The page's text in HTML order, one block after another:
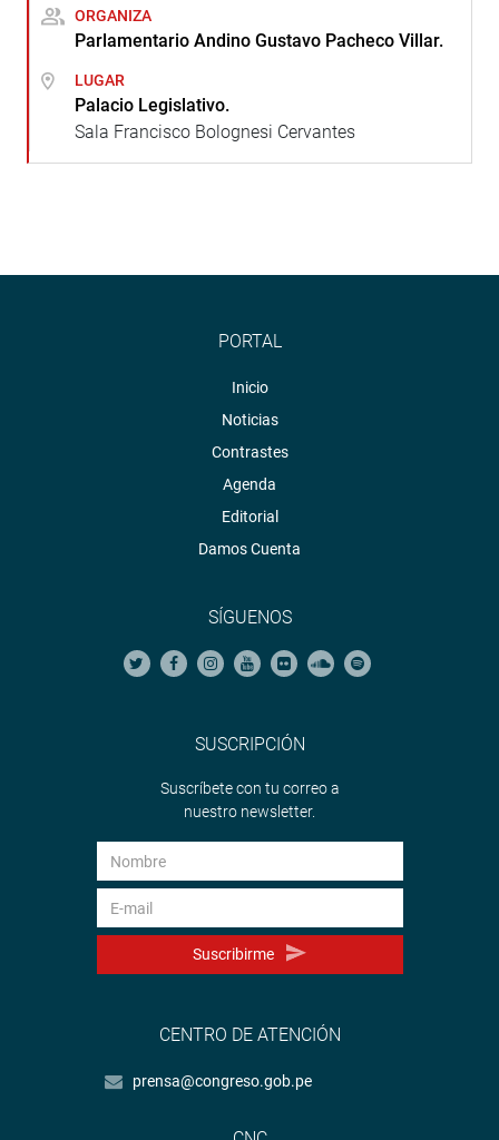
ORGANIZA
Parlamentario Andino Gustavo Pacheco Villar.
LUGAR
Palacio Legislativo.
Sala Francisco Bolognesi Cervantes
PORTAL
Inicio
Noticias
Contrastes
Agenda
Editorial
Damos Cuenta
SÍGUENOS
SUSCRIPCIÓN
Suscríbete con tu correo a
nuestro newsletter.
Suscribirme
CENTRO DE ATENCIÓN
prensa@congreso.gob.pe